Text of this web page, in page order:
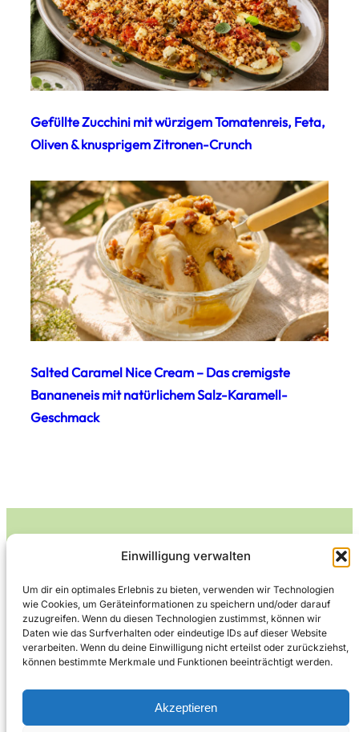
Einwilligung verwalten
Um dir ein optimales Erlebnis zu bieten, verwenden wir Technologien
wie Cookies, um Geräteinformationen zu speichern und/oder darauf
zuzugreifen. Wenn du diesen Technologien zustimmst, können wir
Daten wie das Surfverhalten oder eindeutige IDs auf dieser Website
verarbeiten. Wenn du deine Einwilligung nicht erteilst oder zurückziehst,
können bestimmte Merkmale und Funktionen beeinträchtigt werden.
Akzeptieren
Gefüllte Zucchini mit würzigem Tomatenreis, Feta,
Oliven & knusprigem Zitronen-Crunch
Salted Caramel Nice Cream – Das cremigste
Bananeneis mit natürlichem Salz-Karamell-
Geschmack
Leckerlife
Lecker essen – gesund leben.
Kontakt